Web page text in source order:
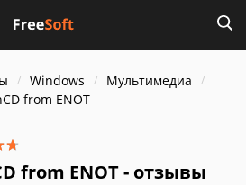
Windows
Мультимедиа
from ENOT
from ENOT - отзывы